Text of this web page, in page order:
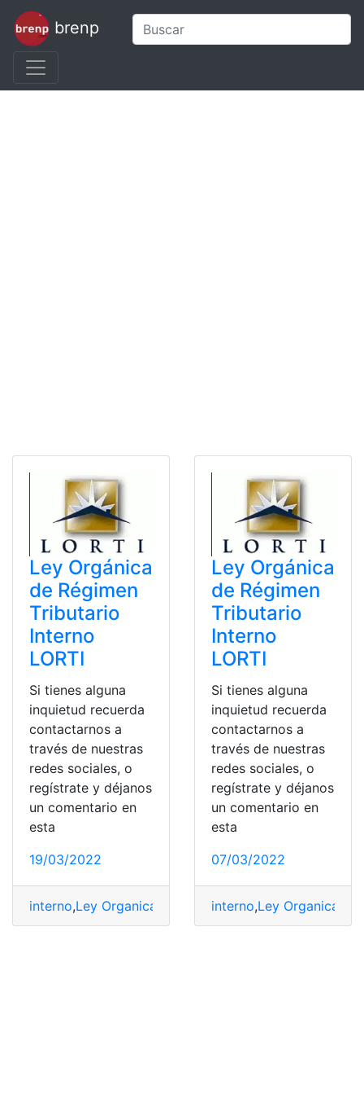
brenp
Ley Orgánica
de Régimen
Tributario
Interno
LORTI
Si tienes alguna
inquietud recuerda
contactarnos a
través de nuestras
redes sociales, o
regístrate y déjanos
un comentario en
esta
19/03/2022
interno,Ley Organica Reglamento,Reglamentos,
Ley Orgánica
de Régimen
Tributario
Interno
LORTI
Si tienes alguna
inquietud recuerda
contactarnos a
través de nuestras
redes sociales, o
regístrate y déjanos
un comentario en
esta
07/03/2022
interno,Ley Organica